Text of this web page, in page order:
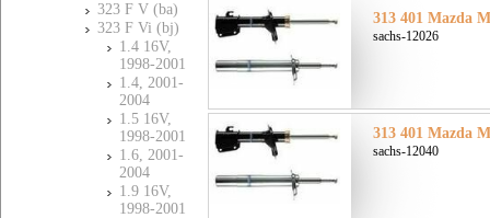
323 F V (ba)
323 F Vi (bj)
1.4 16V,
1998-2001
1.4, 2001-
2004
1.5 16V,
1998-2001
1.6, 2001-
2004
1.9 16V,
1998-2001
313 401 Mazda
sachs-12026
313 401 Mazda
sachs-12040